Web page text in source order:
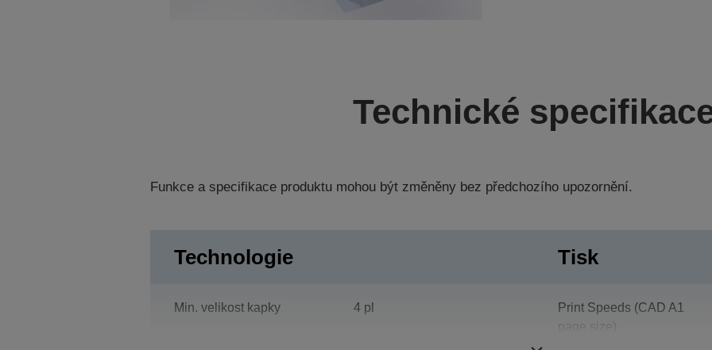
Technické
Funkce a specifikace produktu mohou být změněny bez předchozího upozornění.
Technologie
Min. velikost kapky 4 pl
Tisk
Print Speeds (CAD A1
page size)